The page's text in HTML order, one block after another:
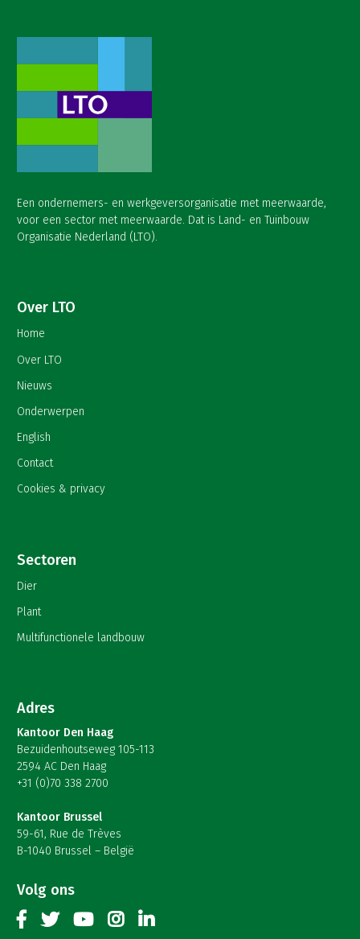
Een ondernemers- en werkgeversorganisatie met meerwaarde,
voor een sector met meerwaarde. Dat is Land- en Tuinbouw
Organisatie Nederland (LTO).
Over LTO
Home
Over LTO
Nieuws
Onderwerpen
English
Contact
Cookies & privacy
Sectoren
Dier
Plant
Multifunctionele landbouw
Adres
Kantoor Den Haag
Bezuidenhoutseweg 105-113
2594 AC Den Haag
+31 (0)70 338 2700
Kantoor Brussel
59-61, Rue de Trèves
B-1040 Brussel – België
Volg ons